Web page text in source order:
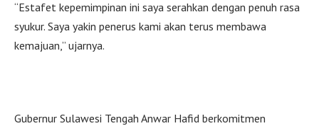
“Estafet kepemimpinan ini saya serahkan dengan penuh rasa
syukur. Saya yakin penerus kami akan terus membawa
kemajuan,” ujarnya.
Gubernur Sulawesi Tengah Anwar Hafid berkomitmen